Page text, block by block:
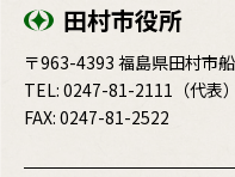
田村市役所
〒963-4393 福島県田村市
TEL: 0247-81-2111 （代表
FAX: 0247-81-2522